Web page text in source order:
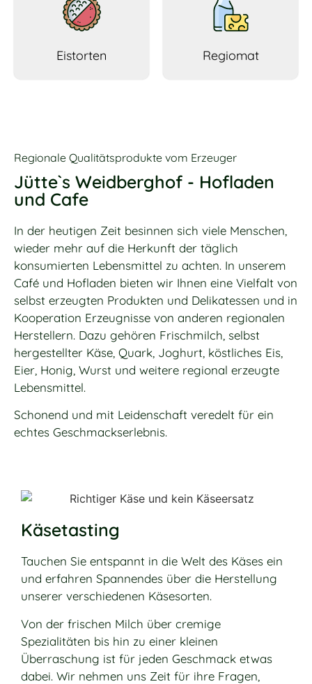
Eistorten Regiomat
Regionale Qualitätsprodukte vom Erzeuger
Jütte`s Weidberghof - Hofladen
und Cafe
In der heutigen Zeit besinnen sich viele Menschen,
wieder mehr auf die Herkunft der täglich
konsumierten Lebensmittel zu achten. In unserem
Café und Hofladen bieten wir Ihnen eine Vielfalt von
selbst erzeugten Produkten und Delikatessen und in
Kooperation Erzeugnisse von anderen regionalen
Herstellern. Dazu gehören Frischmilch, selbst
hergestellter Käse, Quark, Joghurt, köstliches Eis,
Eier, Honig, Wurst und weitere regional erzeugte
Lebensmittel.
Schonend und mit Leidenschaft veredelt für ein
echtes Geschmackserlebnis.
Käsetasting
Tauchen Sie entspannt in die Welt des Käses ein
und erfahren Spannendes über die Herstellung
unserer verschiedenen Käsesorten.
Von der frischen Milch über cremige
Spezialitäten bis hin zu einer kleinen
Überraschung ist für jeden Geschmack etwas
dabei. Wir nehmen uns Zeit für ihre Fragen,